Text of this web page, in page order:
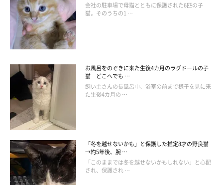
会社の駐車場で母猫とともに保護された6匹の子
猫。そのうちの1 …
お風呂をのぞきに来た生後4カ月のラグドールの子
猫 どこへでも …
飼い主さんの長風呂中、浴室の前まで様子を見に来
た生後4カ月の …
「冬を越せないかも」と保護した推定8才の野良猫
→約5年後、腕 …
「このままでは冬を越せないかもしれない」と心配
され、保護され …